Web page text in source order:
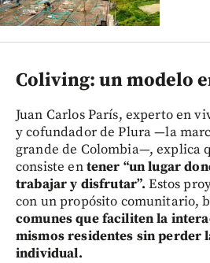
Coliving: un modelo
Juan Carlos París, experto en
y cofundador de Plura —la
grande de Colombia—, explica
consiste entener “un lugar
trabajar y disfrutar”. Estos
con un propósito comunitario,
comunes que faciliten la
mismos residentes sin perder
individual.